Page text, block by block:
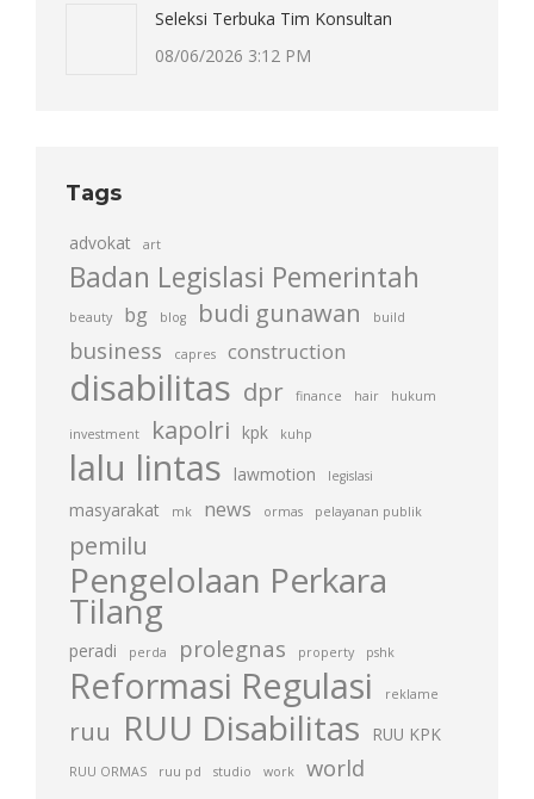
Seleksi Terbuka Tim Konsultan
08/06/2026 3:12 PM
Tags
advokat art
Badan Legislasi Pemerintah
beauty bg blog budi gunawan build
business capres construction
disabilitas dpr finance hair hukum
investment kapolri kpk kuhp
lalu lintas lawmotion legislasi
masyarakat mk news ormas pelayanan publik
pemilu
Pengelolaan Perkara
Tilang
peradi perda prolegnas property pshk
Reformasi Regulasi reklame
ruu RUU Disabilitas RUU KPK
RUU ORMAS ruu pd studio work world